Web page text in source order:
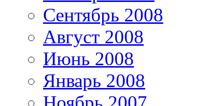
Сентябрь 2008
Август 2008
Июнь 2008
Январь 2008